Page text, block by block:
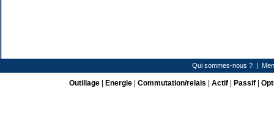
Qui sommes-nous ? |
Outillage| Energie| Commutation/relais Actif| Passif|